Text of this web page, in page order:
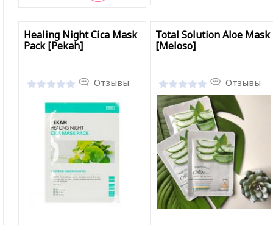
Healing Night Cica Mask
Pack [Pekah]
Отзывы
Total Solution Aloe Mask
[Meloso]
Отзывы